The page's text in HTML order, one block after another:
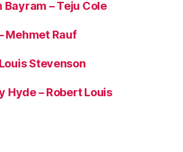
Bayram – Teju Cole
Mehmet Rauf
Stevenson
Hyde – Robert Louis